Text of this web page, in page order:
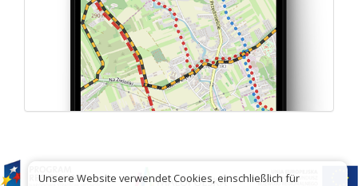
Unsere Website verwendet Cookies, einschließlich für